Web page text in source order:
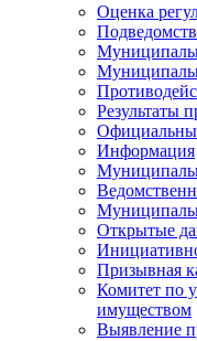
Оценка
Результаты
Информация
Открытые
Призывная
Комитет по
имуществом
Выявление